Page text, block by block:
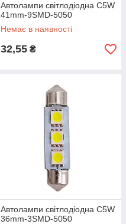
Автолампи світлодіодна C5W
41mm-9SMD-5050
Немає в наявності
32,55 ₴
Автолампи світлодіодна C5W
36mm-3SMD-5050